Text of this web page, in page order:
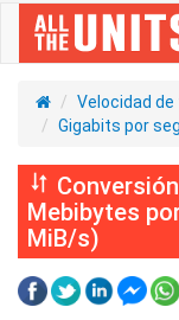
Velocidad
Gigabits por
Mebibytes
MiB/s)